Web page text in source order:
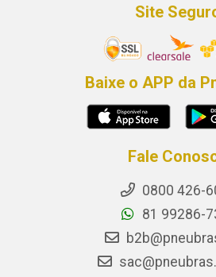
Site
Baixe o APP da
Fale
0800 426-
81 99286-